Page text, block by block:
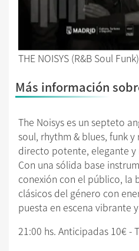
THE NOISYS (R&B Soul Funk)
Más información
The Noisys es un septeto
soul, rhythm & blues, funk y
directo potente, elegante
Con una sólida base
conexión con el público, la
clásicos del género con
puesta en escena vibrante
21:00 hs. Anticipadas 10€ -